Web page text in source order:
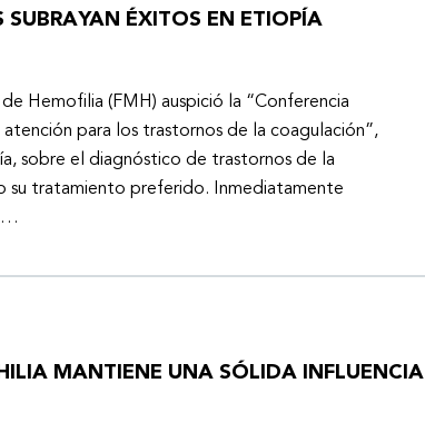
SUBRAYAN ÉXITOS EN ETIOPÍA
Hemofilia (FMH) auspició la “Conferencia
para los trastornos de la coagulación”,
sobre el diagnóstico de trastornos de la
su tratamiento preferido. Inmediatamente
…
MANTIENE UNA SÓLIDA INFLUENCIA